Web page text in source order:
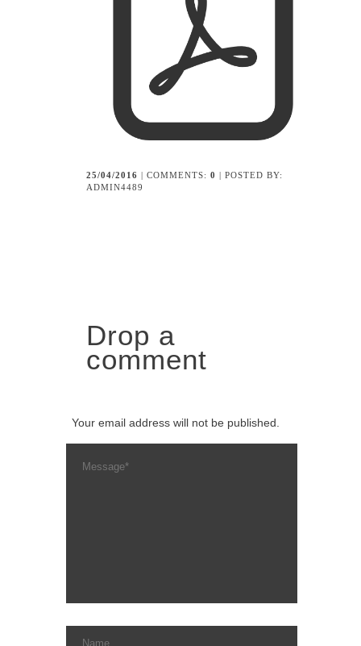
25/04/2016 | COMMENTS: 0 | POSTED BY:
ADMIN4489
Drop a
comment
Your email address will not be published.